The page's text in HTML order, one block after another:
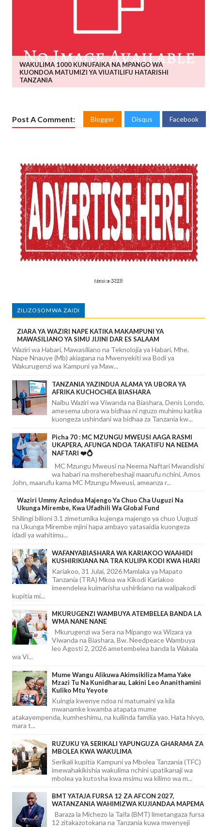
WAKULIMA 1000 KUNUFAIKA NA MPANGO WA
KUONDOA MATUMIZI YA VIUATILIFU HATARISHI
TANZANIA
Post A Comment: Blogger Disqus Facebook
ZILIZOSOMWA ZAIDI
ZIARA YA WAZIRI NAPE KATIKA MAKAMPUNI YA
MAWASILIANO YA SIMU JIJINI DAR ES SALAAM
Waziri wa Habari, Mawasiliano na Teknolojia ya Habari, Mhe.
Nape Nnauye (Mb) akiagana na Mwenyekiti wa Bodi ya
Wakurugenzi wa Kampuni ya Maw...
TANZANIA YAZINDUA ALAMA YA UBORA YA
AFRIKA KUCHOCHEA BIASHARA
Naibu Waziri wa Viwanda na Biashara, Denis Londo,
amesema ubora wa bidhaa ni nguzo muhimu katika
kuongeza ushindani wa bidhaa za Tanzania kw...
Picha 70 : MC MZUNGU MWEUSI AAGA RASMI
UKAPERA, AFUNGA NDOA TAKATIFU NA NEEMA
NAFTARI ❤️💍
MC Mzungu Mweusi na Neema Naftari Mwandishi
wa habari na mshereheshaji maarufu nchini, Amos
John, maarufu kama MC Mzungu Mweusi, ameanza r...
Waziri Ummy Azindua Majengo Ya Chuo Cha Uuguzi Na
Ukunga Mirembe, Kwa Ufadhili Wa Global Fund
Shilingi bilioni 3.1 zimetumika kujenga majengo ya chuo Uuguzi
na Ukunga Mirembe mjini hapa ambayo yatasaidia kuongeza
idadi ya wahitimu...
WAFANYABIASHARA WA KARIAKOO WAAHIDI
KUSHIRIKIANA NA TRA KULIPA KODI KWA HIARI
Kariakoo, 31 Julai, 2026 Mamlaka ya Mapato
Tanzania (TRA) Mkoa wa Kikodi Kariakoo
imeendelea kuimarisha ushirikiano na walipakodi
kupitia mi...
MKURUGENZI WAMBUYA ATEMBELEA BANDA LA
WMA NANE NANE
Mkurugenzi wa Sera na Mipango wa Wizara ya
Viwanda na Biashara, Bw. Needpeace Wambuya
leo Agosti 2, 2026 ametembelea banda la Wakala
wa Vi...
Mume Wangu Alikuwa Akimsikiliza Mama Yake
Mzazi Tu Na Kunidharau, Lakini Leo Ananithamini
Kuliko Mtu Yeyote
Kuingia kwenye ndoa ni matumaini ya kila
mwanamke kwamba atapata mume
atakayempenda, kumheshimu, na kuilinda familia yao. Hata hivyo,
mara t...
RUZUKU YA SERIKALI YAPUNGUZA GHARAMA ZA
MBOLEA KWA WAKULIMA
Serikali kupitia Kampuni ya Mbolea Tanzania (TFC)
imewahakikishia wakulima nchini upatikanaji wa
mbolea ya kutosha kwa msimu wa kilimo wa m...
BMT YATAJA FURSA 12 ZA AFCON 2027,
WATANZANIA WAHIMIZWA KUJIANDAA MAPEMA
Baraza la Michezo la Taifa (BMT) limetangaza fursa
12 zitakazotokana na Tanzania kuwa mwenyeji